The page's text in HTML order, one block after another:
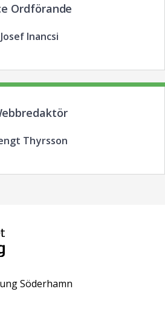
Ordförande
Josef Inancsi
Thyrsson
Söderhamn